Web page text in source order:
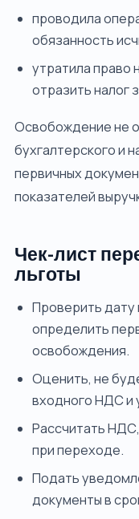
проводила
обязанность
утратила право
отразить налог
Освобождение не
бухгалтерского и
первичных
показателей
Чек-лист
льготы
Проверить дату
определить
освобождения.
Оценить, не
входного НДС и
Рассчитать
при переходе.
Подать
документы в